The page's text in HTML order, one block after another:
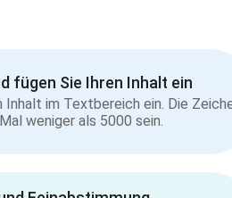
fügen Sie Ihren Inhalt ein
Inhalt im Textbereich ein. Die
weniger als 5000 sein.